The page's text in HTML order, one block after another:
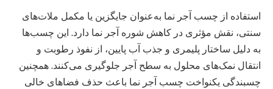
استفاده از چسب آجر نما به‌عنوان جایگزین یا مکمل ملات‌های
سنتی، نقش مؤثری در کاهش شوره آجر نما دارد. این چسب‌ها
به دلیل ساختار پلیمری و جذب آب پایین، از نفوذ رطوبت و
انتقال نمک‌های محلول به سطح آجر جلوگیری می‌کنند. همچنین
چسبندگی یکنواخت چسب آجر نما باعث حذف فضاهای خالی